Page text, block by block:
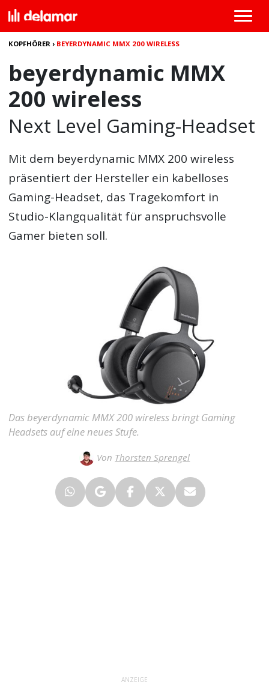
KOPFHÖRER › BEYERDYNAMIC MMX 200 WIRELESS
beyerdynamic MMX
200 wireless
Next Level Gaming-Headset
Mit dem beyerdynamic MMX 200 wireless
präsentiert der Hersteller ein kabelloses
Gaming-Headset, das Tragekomfort in
Studio-Klangqualität für anspruchsvolle
Gamer bieten soll.
Das beyerdynamic MMX 200 wireless bringt Gaming
Headsets auf eine neues Stufe.
Von Thorsten Sprengel
ANZEIGE